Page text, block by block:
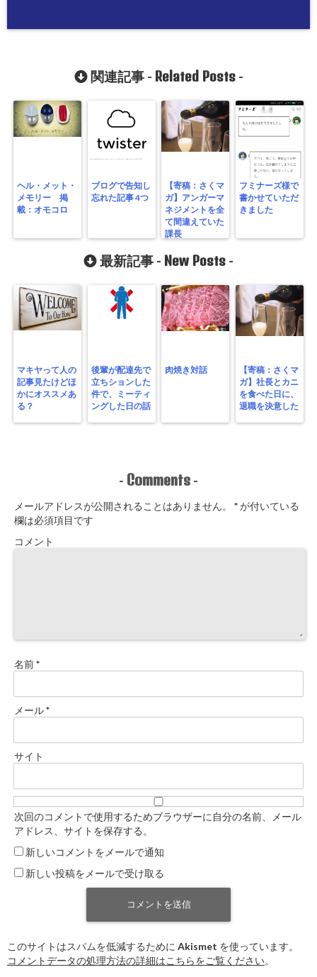
関連記事 - Related Posts-
ヘル・メット・
メモリー 掲
載：オモコロ
ブログで告知し
忘れた記事 4つ
【寄稿：さくマ
ガ】アンガーマ
ネジメントを全
て間違えていた
課長
フミナーズ様で
書かせていただ
きました
最新記事 - New Posts -
マキヤって人の
記事見たけどほ
かにオススメあ
る？
後輩が配達先で
立ちションした
件で、ミーティ
ングした日の話
肉焼き対話
【寄稿：さくマ
ガ】社長とカニ
を食べた日に、
退職を決意した
- Comments -
メールアドレスが公開されることはありません。 *が付いている
欄は必須項目です
コメント
名前*
メール*
サイト
次回のコメントで使用するためブラウザーに自分の名前、メール
アドレス、サイトを保存する。
新しいコメントをメールで通知
新しい投稿をメールで受け取る
このサイトはスパムを低減するために Akismet を使っています。
コメントデータの処理方法の詳細はこちらをご覧ください。